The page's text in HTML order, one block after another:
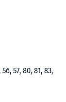
57, 80, 81, 83,